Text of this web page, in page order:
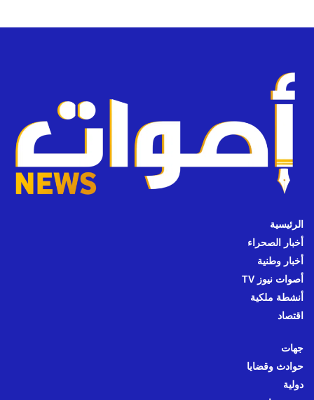
الرئيسية
أخبار الصحراء
أخبار وطنية
أصوات نيوز TV
أنشطة ملكية
اقتصاد
جهات
حوادث وقضايا
دولية